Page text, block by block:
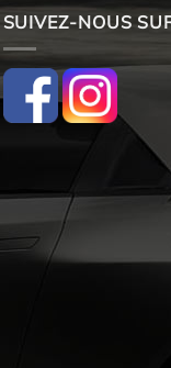
SUIVEZ-NOUS